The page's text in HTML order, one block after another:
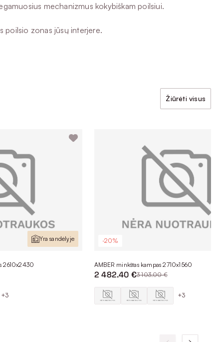
mechanizmus kokybiškam poilsiui.
poilsio zonas jūsų interjere.
Žiūrėti visus
Yra sandėlyje
2610x2430
+3
-20%
AMBER minkštas kampas 2710x1560
2 482.40 €3 103.00 €
+3